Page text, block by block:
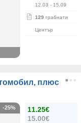
12.03 - 15.09
129 грабнати
Център
плюс
11.25€
15.00€
-25%